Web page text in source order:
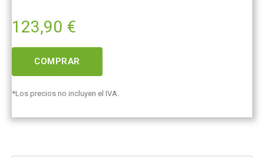
123,90 €
COMPRAR
*Los precios no incluyen el IVA.